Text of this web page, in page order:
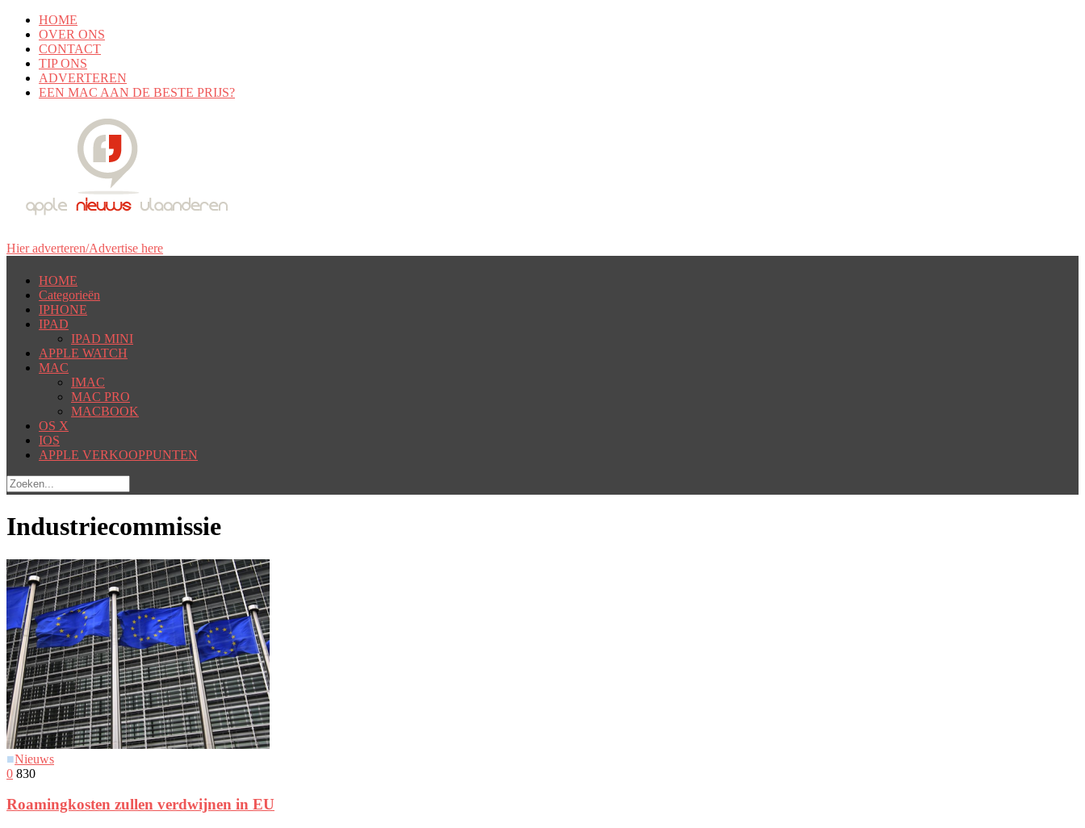
HOME
OVER ONS
CONTACT
TIP ONS
ADVERTEREN
EEN MAC AAN DE BESTE PRIJS?
Hier adverteren/Advertise here
HOME
Categorieën
IPHONE
IPAD
IPAD MINI
APPLE WATCH
MAC
IMAC
MAC PRO
MACBOOK
OS X
IOS
APPLE VERKOOPPUNTEN
Industriecommissie
■Nieuws
0 830
Roamingkosten zullen verdwijnen in EU